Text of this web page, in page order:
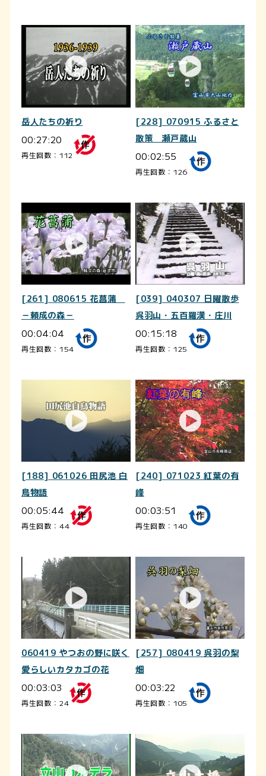
岳人たちの祈り
00:27:20
再生回数：112
[228] 070915 ふるさと
散策 瀬戸蔵山
00:02:55
再生回数：126
[261] 080615 花菖蒲
－頼成の森－
00:04:04
再生回数：154
[039] 040307 日曜散歩
呉羽山・五百羅漢・庄川
00:15:18
再生回数：125
[188] 061026 田尻池 白
鳥物語
00:05:44
再生回数：44
[240] 071023 紅葉の有
峰
00:03:51
再生回数：140
060419 やつおの野に咲く
愛らしいカタカゴの花
00:03:03
再生回数：24
[257] 080419 呉羽の梨
畑
00:03:22
再生回数：105